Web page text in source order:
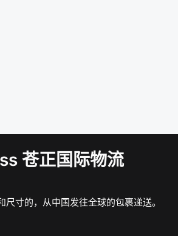
苍正国际物流
尺寸的，从中国发往全球的包裹递送。